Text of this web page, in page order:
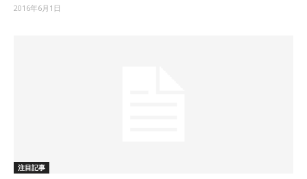
2016年6月1日
注目記事